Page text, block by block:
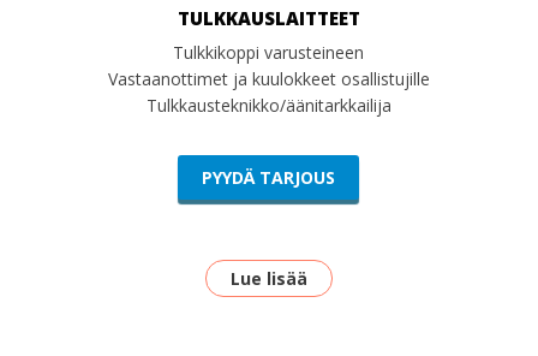
TULKKAUSLAITTEET
Tulkkikoppi varusteineen
Vastaanottimet ja kuulokkeet osallistujille
Tulkkausteknikko/äänitarkkailija
PYYDÄ TARJOUS
Lue lisää